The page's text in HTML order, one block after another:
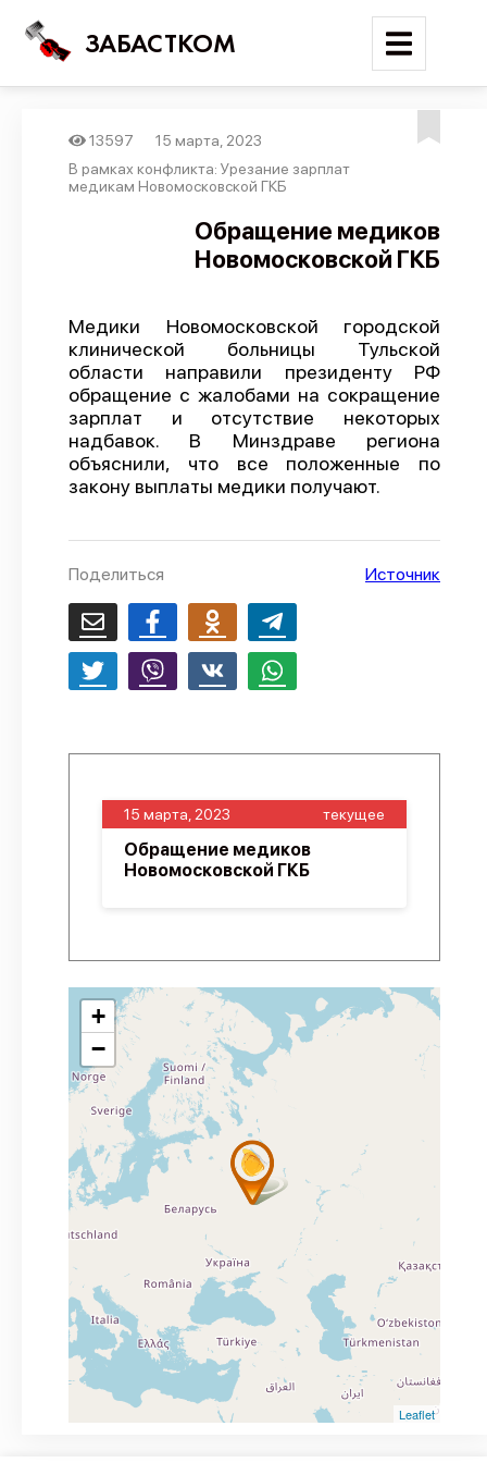
ЗАБАСТКОМ
Войти
Поиск
Новости
Трудовые конфликты
Отчеты
Предложить публикацию
Справочник
API
13597
15 марта, 2023
В рамках конфликта: Урезание зарплат
медикам Новомосковской ГКБ
Обращение медиков
Новомосковской ГКБ
Медики Новомосковской городской
клинической больницы Тульской
области направили президенту РФ
обращение с жалобами на сокращение
зарплат и отсутствие некоторых
надбавок. В Минздраве региона
объяснили, что все положенные по
закону выплаты медики получают.
Поделиться Источник
15 марта, 2023 текущее
Обращение медиков
Новомосковской ГКБ
+
−
Leaflet